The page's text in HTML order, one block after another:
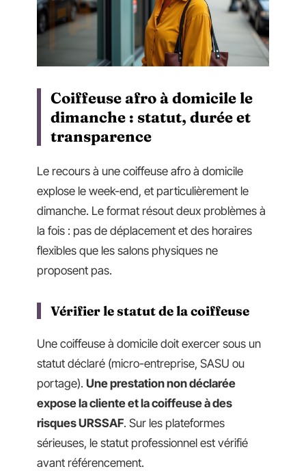
Coiffeuse afro à domicile le
dimanche : statut, durée et
transparence
Le recours à une coiffeuse afro à domicile
explose le week-end, et particulièrement le
dimanche. Le format résout deux problèmes à
la fois : pas de déplacement et des horaires
flexibles que les salons physiques ne
proposent pas.
Vérifier le statut de la coiffeuse
Une coiffeuse à domicile doit exercer sous un
statut déclaré (micro-entreprise, SASU ou
portage). Une prestation non déclarée
expose la cliente et la coiffeuse à des
risques URSSAF. Sur les plateformes
sérieuses, le statut professionnel est vérifié
avant référencement.